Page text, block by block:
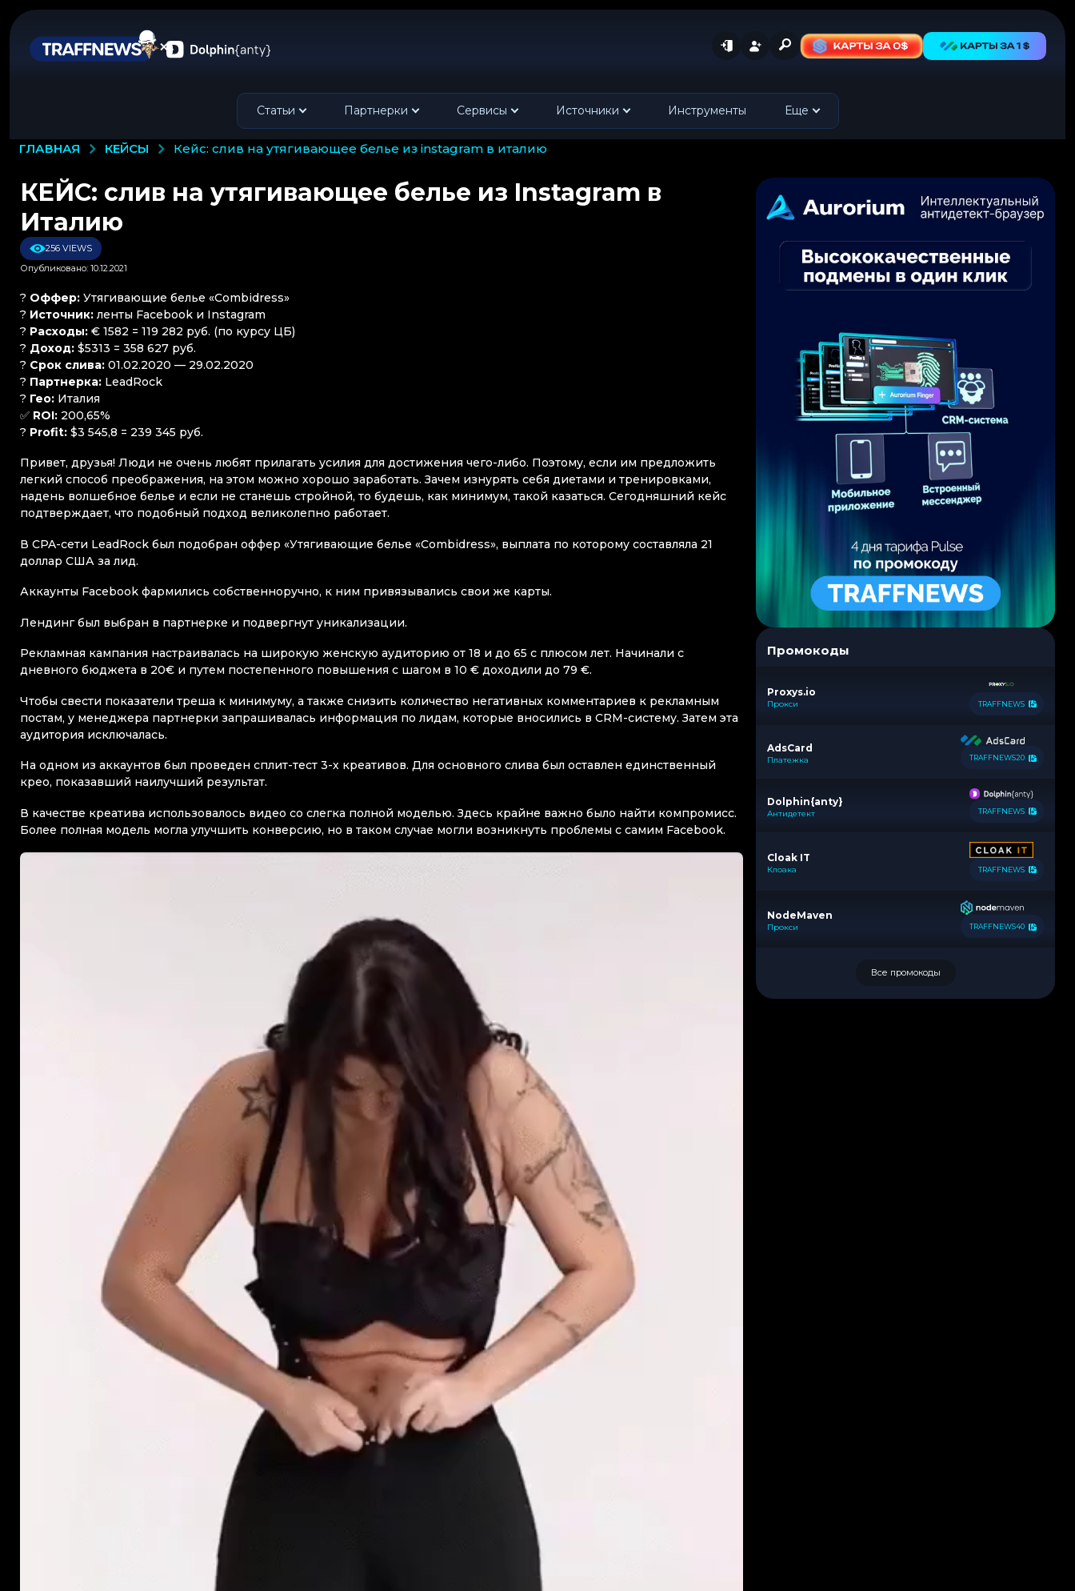
Статьи Партнерки Сервисы Источники Инструменты Еще
ГЛАВНАЯ КЕЙСЫ кейс: слив на утягивающее белье из instagram в италию
КЕЙС: слив на утягивающее белье из Instagram в
Италию
256 VIEWS
Опубликовано: 10.12.2021
? Оффер: Утягивающие белье «Combidress»
? Источник: ленты Facebook и Instagram
? Расходы: € 1582 = 119 282 руб. (по курсу ЦБ)
? Доход: $5313 = 358 627 руб.
? Срок слива: 01.02.2020 — 29.02.2020
? Партнерка: LeadRock
? Гео: Италия
✅ ROI: 200,65%
? Profit: $3 545,8 = 239 345 руб.
Привет, друзья! Люди не очень любят прилагать усилия для достижения чего-либо. Поэтому, если им предложить
легкий способ преображения, на этом можно хорошо заработать. Зачем изнурять себя диетами и тренировками,
надень волшебное белье и если не станешь стройной, то будешь, как минимум, такой казаться. Сегодняшний кейс
подтверждает, что подобный подход великолепно работает.
В CPA-сети LeadRock был подобран оффер «Утягивающие белье «Combidress», выплата по которому составляла 21
доллар США за лид.
Аккаунты Facebook фармились собственноручно, к ним привязывались свои же карты.
Лендинг был выбран в партнерке и подвергнут уникализации.
Рекламная кампания настраивалась на широкую женскую аудиторию от 18 и до 65 с плюсом лет. Начинали с
дневного бюджета в 20€ и путем постепенного повышения с шагом в 10 € доходили до 79 €.
Чтобы свести показатели треша к минимуму, а также снизить количество негативных комментариев к рекламным
постам, у менеджера партнерки запрашивалась информация по лидам, которые вносились в CRM-систему. Затем эта
аудитория исключалась.
На одном из аккаунтов был проведен сплит-тест 3-х креативов. Для основного слива был оставлен единственный
крео, показавший наилучший результат.
В качестве креатива использовалось видео со слегка полной моделью. Здесь крайне важно было найти компромисс.
Более полная модель могла улучшить конверсию, но в таком случае могли возникнуть проблемы с самим Facebook.
Промокоды
Proxys.io
Прокси TRAFFNEWS
AdsCard
Платежка TRAFFNEWS20
Dolphin{anty}
Антидетект TRAFFNEWS
Cloak IT
Клоака TRAFFNEWS
NodeMaven
Прокси TRAFFNEWS40
Все промокоды